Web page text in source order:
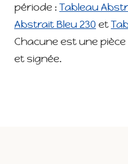
période :Tableau
Abstrait Bleu 230 et
Chacune est une
et signée.